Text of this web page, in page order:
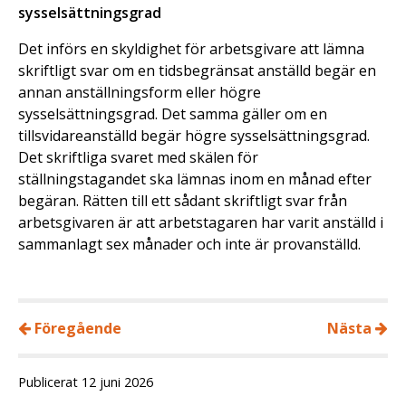
sysselsättningsgrad
Det införs en skyldighet för arbetsgivare att lämna
skriftligt svar om en tidsbegränsat anställd begär en
annan anställningsform eller högre
sysselsättningsgrad. Det samma gäller om en
tillsvidareanställd begär högre sysselsättningsgrad.
Det skriftliga svaret med skälen för
ställningstagandet ska lämnas inom en månad efter
begäran. Rätten till ett sådant skriftligt svar från
arbetsgivaren är att arbetstagaren har varit anställd i
sammanlagt sex månader och inte är provanställd.
Föregående Nästa
Publicerat 12 juni 2026